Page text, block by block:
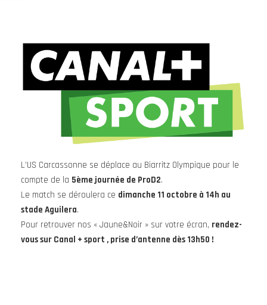
L’US Carcassonne se déplace au Biarritz Olympique pour le
compte de la 5ème journée de ProD2.
Le match se déroulera ce dimanche 11 octobre à 14h au
stade Aguilera.
Pour retrouver nos « Jaune&Noir » sur votre écran, rendez-
vous sur Canal + sport , prise d’antenne dès 13h50 !